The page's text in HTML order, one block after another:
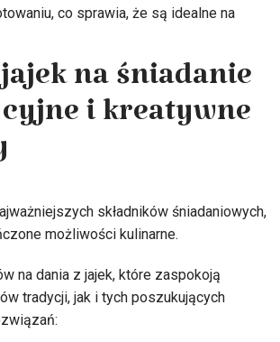
co sprawia, że są idealne na
na śniadanie
i kreatywne
składników śniadaniowych,
możliwości kulinarne.
na dania z jajek, które zaspokoją
tradycji, jak i tych poszukujących